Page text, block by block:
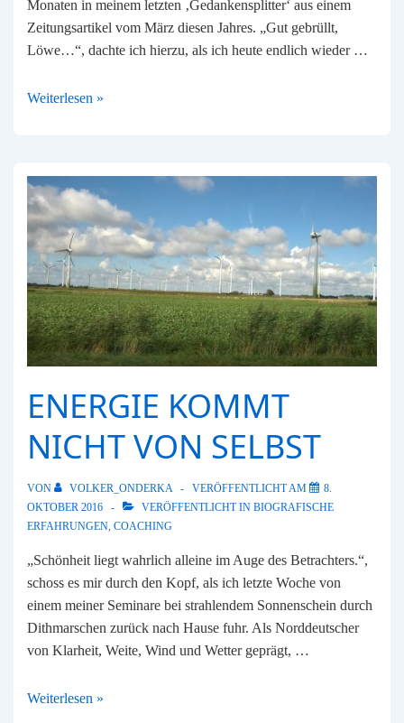
Monaten in meinem letzten ‚Gedankensplitter‘ aus einem
Zeitungsartikel vom März diesen Jahres. „Gut gebrüllt,
Löwe…“, dachte ich hierzu, als ich heute endlich wieder …
Neun
Idee
muss
reifen
Weiterlesen »
ENERGIE KOMMT
NICHT VON SELBST
VON VOLKER_ONDERKA VERÖFFENTLICHT AM
8.
OKTOBER 2016
VERÖFFENTLICHT IN BIOGRAFISCHE
ERFAHRUNGEN, COACHING
„Schönheit liegt wahrlich alleine im Auge des Betrachters.“,
schoss es mir durch den Kopf, als ich letzte Woche von
einem meiner Seminare bei strahlendem Sonnenschein durch
Dithmarschen zurück nach Hause fuhr. Als Norddeutscher
von Klarheit, Weite, Wind und Wetter geprägt, …
Energie
Weiterlesen »